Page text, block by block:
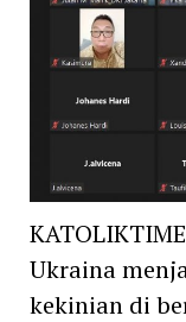
Ukraina
kekinian di